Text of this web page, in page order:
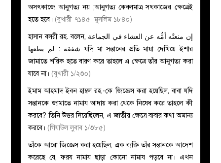
অসৎকাজে আনুগত্য নয় ;আনুগত্য কেবলমাত্র সৎকাজের ক্ষেত্রেই
হতে হবে। (বুখারী ৭১৪৫ মুসলিম ১৮৪০)
হাসান বসরী রহ. বলেন, إن منعتْه أمُّه عن العشاء في الجماعة
شفقة : لم يطعها যদি মা সন্তানের প্রতি মায়া দেখিয়ে ইশার
জামাতে শরিক হতে বারণ করে তাহলে এ ক্ষেত্রে তাঁর আনুগত্য করা
যাবে না। (বুখারী ১/২৩০)
ইমাম আহমাদ ইবন হাম্বল রহ.-কে জিজ্ঞেস করা হয়েছিল, বাবা যদি
সন্তানকে জামাতে নামায আদায় করা থেকে নিষেধ করে তাহলে কী
করবে? তিনি উত্তর দিয়েছিলেন, এ জাতীয় ক্ষেত্রে বাবার কথা অমান্য
করবে। (গিযাউল লুবাব ১/৩৮৫)
তাঁকে আরো জিজ্ঞেস করা হয়েছিল, এক ব্যক্তি তাঁর সন্তানকে আদেশ
করেছে যে, ফরয নামায ছাড়া কোনো নামায পড়বে না। এখন